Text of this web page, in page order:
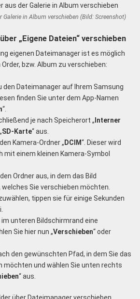
Galerie in Album verschieben (Bild: Screenshot)
„Eigene Dateien“ verschieben
eigenen Dateimanager ist es möglich
bzw. Album zu verschieben:
den Dateimanager auf Ihrem Samsung
finden Sie unter dem App-Namen
“.
je nach Speicherort „ Interner
SD-Karte“ aus.
Kamera-Ordner „ DCIM“. Dieser wird
mit einem kleinen Kamera-Symbol
Ordner aus, in dem das Bild
Sie verschieben möchten.
tippen sie für einige Sekunden
unteren Bildschirmrand eine
Sie hier nun „Verschieben“ oder
den gewünschten Pfad, in dem Sie das
möchten und wählen Sie unten rechts
“ aus.